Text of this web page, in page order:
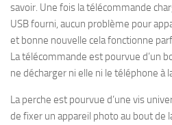
savoir. Une fois la télécommande
USB fourni, aucun problème pour
et bonne nouvelle cela fonctionne
La télécommande est pourvue d’un
ne décharger ni elle ni le téléphone à
La perche est pourvue d’une vis
de fixer un appareil photo au bout de